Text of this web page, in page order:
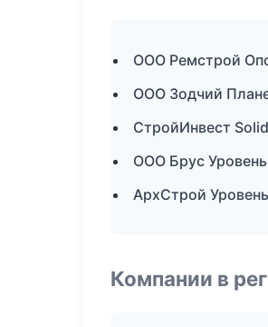
ООО Ремстрой
ООО Зодчий
СтройИнвест
ООО Брус
АрхСтрой
Компании в